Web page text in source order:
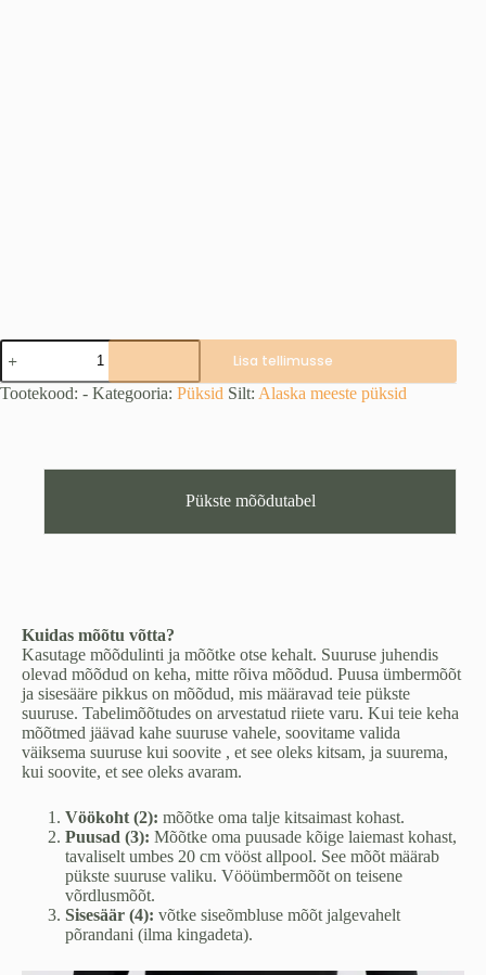
EXTREME
LITE
III
BlindMax
Lisa tellimusse
Tootekood: - Kategooria: Püksid Silt: Alaska meeste püksid
Pükste mõõdutabel
Kuidas mõõtu võtta?
Kasutage mõõdulinti ja mõõtke otse kehalt. Suuruse juhendis
olevad mõõdud on keha, mitte rõiva mõõdud. Puusa ümbermõõt
ja sisesääre pikkus on mõõdud, mis määravad teie pükste
suuruse. Tabelimõõtudes on arvestatud riiete varu. Kui teie keha
mõõtmed jäävad kahe suuruse vahele, soovitame valida
väiksema suuruse kui soovite , et see oleks kitsam, ja suurema,
kui soovite, et see oleks avaram.
Vöökoht (2): mõõtke oma talje kitsaimast kohast.
Puusad (3): Mõõtke oma puusade kõige laiemast kohast,
tavaliselt umbes 20 cm vööst allpool. See mõõt määrab
pükste suuruse valiku. Vööümbermõõt on teisene
võrdlusmõõt.
Sisesäär (4): võtke siseõmbluse mõõt jalgevahelt
põrandani (ilma kingadeta).